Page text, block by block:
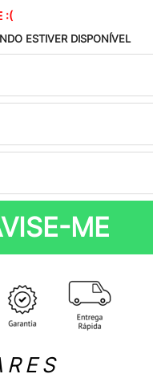
:(
ESTIVER DISPONÍVEL
ME